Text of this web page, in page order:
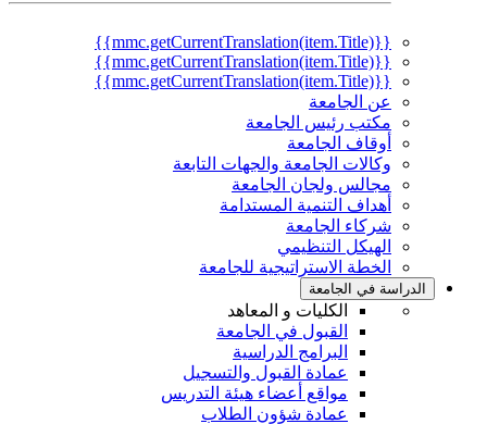
{{mmc.getCurrentTranslation(item.Title)}}
{{mmc.getCurrentTranslation(item.Title)}}
{{mmc.getCurrentTranslation(item.Title)}}
عن الجامعة
مكتب رئيس الجامعة
أوقاف الجامعة
وكالات الجامعة والجهات التابعة
مجالس ولجان الجامعة
أهداف التنمية المستدامة
شركاء الجامعة
الهيكل التنظيمي
الخطة الاستراتيجية للجامعة
الدراسة في الجامعة
الكليات و المعاهد
القبول في الجامعة
البرامج الدراسية
عمادة القبول والتسجيل
مواقع أعضاء هيئة التدريس
عمادة شؤون الطلاب